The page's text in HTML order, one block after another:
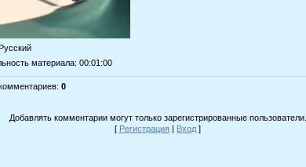
материала: 00:01:00
: 0
Добавлять комментарии могут только зарегистрированные пользователи.
[ Регистрация | Вход ]